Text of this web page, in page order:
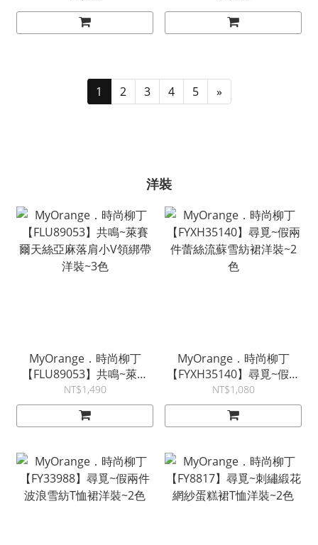
色
色
1 2 3 4 5 »
洋裝
MyOrange．時尚柳丁
【FLU89053】共鳴~萊賽
爾天絲亞麻落肩小V領綁帶
洋裝~3色
NT$1,490
MyOrange．時尚柳丁
【FYXH35140】尋覓~假兩
件蕾絲流蘇雪紡裙洋裝~2
色
NT$1,080